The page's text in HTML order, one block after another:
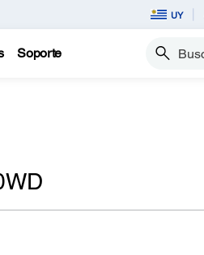
UY
Soporte Buscar